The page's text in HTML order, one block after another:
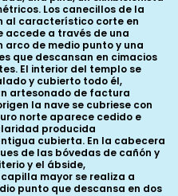
Los canecillos de la
al característico corte en
accede a través de una
de medio punto y una
que descansan en cimacios
El interior del templo se
y cubierto todo él,
artesonado de factura
la nave se cubriese con
norte aparece cedido e
producida
cubierta. En la cabecera
de las bóvedas de cañón y
y el ábside,
mayor se realiza a
punto que descansa en dos